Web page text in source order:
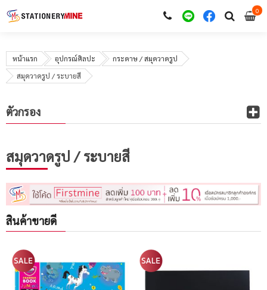
00
หน้าแรก อุปกรณ์ศิลปะ
กระดาษ / สมุดวาดรูป
สมุดวาดรูป / ระบายสี
สมุดวาดรูป / ระบายสี
สินค้าขายดี
ตัวกรอง